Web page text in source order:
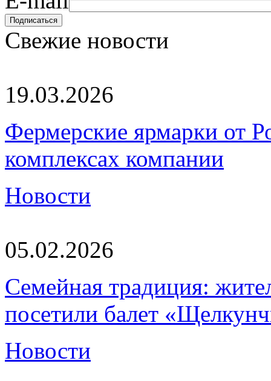
Свежие новости
19.03.2026
Фермерские ярмарки от
комплексах компании
Новости
05.02.2026
Семейная традиция:
посетили балет
Новости